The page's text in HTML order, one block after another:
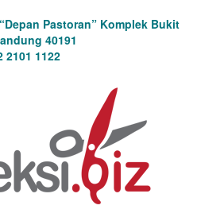
Pastoran” Komplek Bukit
40191
2101 1122